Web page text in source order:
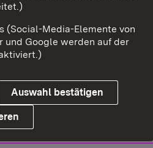
(Social-Media-Elemente von
und Google werden auf der
Auswahl bestätigen